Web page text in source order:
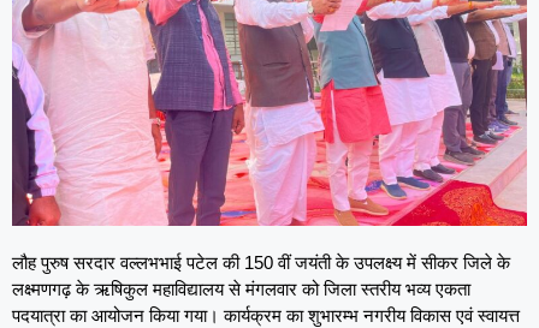
लौह पुरुष सरदार वल्लभभाई पटेल की 150 वीं जयंती के उपलक्ष्य में सीकर जिले के
लक्ष्मणगढ़ के ऋषिकुल महाविद्यालय से मंगलवार को जिला स्तरीय भव्य एकता
पदयात्रा का आयोजन किया गया। कार्यक्रम का शुभारम्भ नगरीय विकास एवं स्वायत्त